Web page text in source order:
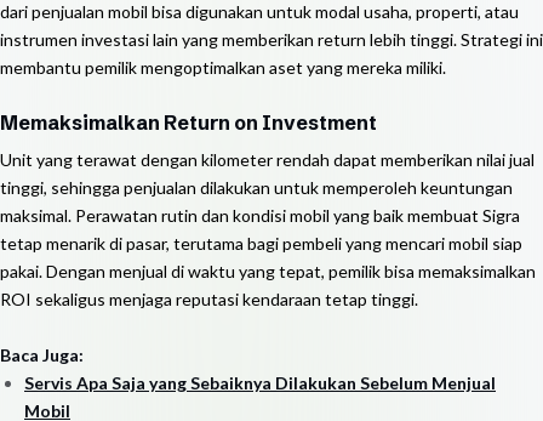
dari penjualan mobil bisa digunakan untuk modal usaha, properti, atau
instrumen investasi lain yang memberikan return lebih tinggi. Strategi ini
membantu pemilik mengoptimalkan aset yang mereka miliki.
Memaksimalkan Return on Investment
Unit yang terawat dengan kilometer rendah dapat memberikan nilai jual
tinggi, sehingga penjualan dilakukan untuk memperoleh keuntungan
maksimal. Perawatan rutin dan kondisi mobil yang baik membuat Sigra
tetap menarik di pasar, terutama bagi pembeli yang mencari mobil siap
pakai. Dengan menjual di waktu yang tepat, pemilik bisa memaksimalkan
ROI sekaligus menjaga reputasi kendaraan tetap tinggi.
Baca Juga:
Servis Apa Saja yang Sebaiknya Dilakukan Sebelum Menjual
Mobil